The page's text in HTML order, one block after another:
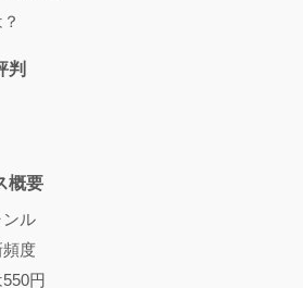
判
概要
ル
頻度
円